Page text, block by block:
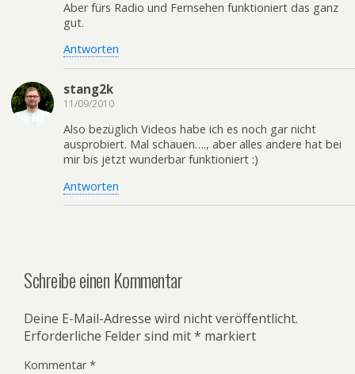
Aber fürs Radio und Fernsehen funktioniert das ganz
gut.
Antworten
stang2k
11/09/2010
Also bezüglich Videos habe ich es noch gar nicht
ausprobiert. Mal schauen…., aber alles andere hat bei
mir bis jetzt wunderbar funktioniert :)
Antworten
Schreibe einen Kommentar
Deine E-Mail-Adresse wird nicht veröffentlicht.
Erforderliche Felder sind mit* markiert
Kommentar*